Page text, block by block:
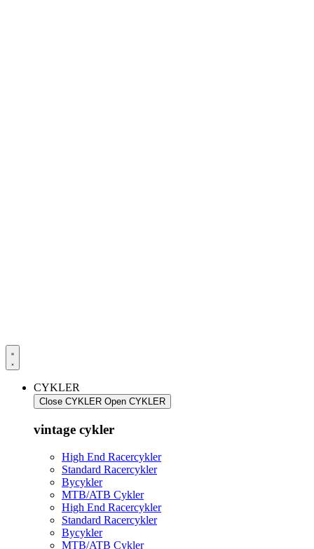
CYKLER
Close CYKLER Open CYKLER
vintage cykler
High End Racercykler
Standard Racercykler
Bycykler
MTB/ATB Cykler
High End Racercykler
Standard Racercykler
Bycykler
MTB/ATB Cykler